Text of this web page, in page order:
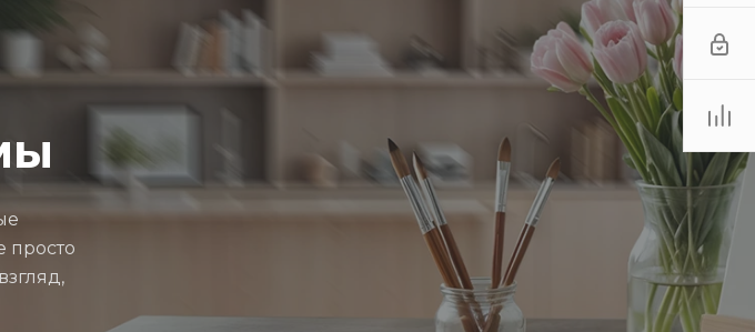
Сб-Вс Выходной
sale@example.ru
просто